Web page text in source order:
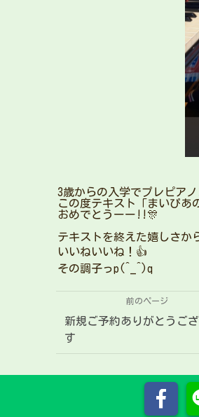
3歳からの入学でプレピアノ
この度テキスト「まいぴあ
おめでとうーー!!🎊
テキストを終えた嬉しさか
いいねいいね！👍
その調子っp(^_^)q
前のページ
新規ご予約ありがとうご
す